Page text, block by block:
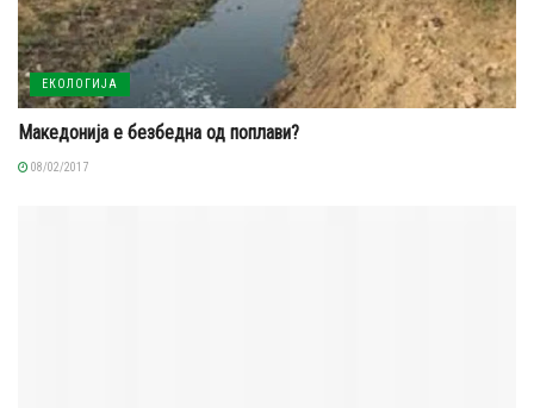
ЕКОЛОГИЈА
Македонија е безбедна од поплави?
08/02/2017